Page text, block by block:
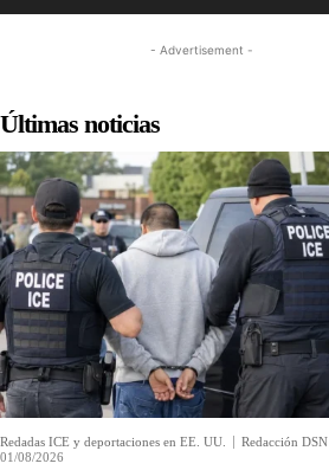
- Advertisement -
Últimas noticias
Redadas ICE y deportaciones en EE. UU. Redacción DSN
01/08/2026